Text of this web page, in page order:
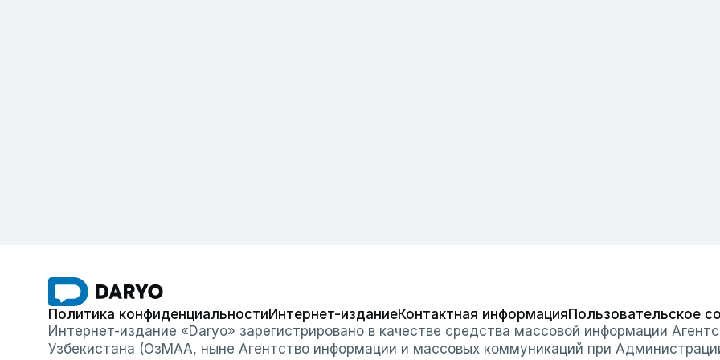
Политика конфиденциальностиИнтернет-изданиеКонтактная информацияПользовательское
Интернет-издание «Daryo» зарегистрировано в качестве средства массовой информации
Узбекистана (ОзМАА, ныне Агентство информации и массовых коммуникаций при